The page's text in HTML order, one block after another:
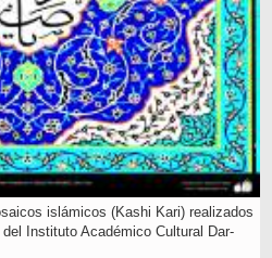
islámicos (Kashi Kari) realizados
Instituto Académico Cultural Dar-